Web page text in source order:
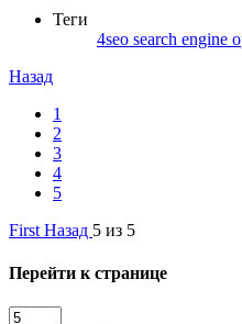
Теги
4seo search engine
Назад
1
2
3
4
5
First Назад 5 из 5
Перейти к странице